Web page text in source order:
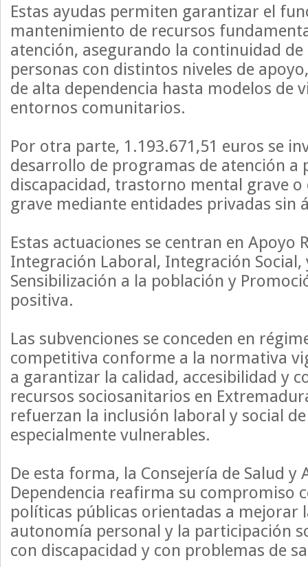
Estas ayudas permiten garantizar el
mantenimiento de recursos
atención, asegurando la continuidad de
personas con distintos niveles de
de alta dependencia hasta modelos de
entornos comunitarios.
Por otra parte, 1.193.671,51 euros se
desarrollo de programas de atención a
discapacidad, trastorno mental grave
grave mediante entidades privadas sin
Estas actuaciones se centran en Apoyo
Integración Laboral, Integración Social,
Sensibilización a la población y
positiva.
Las subvenciones se conceden en
competitiva conforme a la normativa
a garantizar la calidad, accesibilidad y
recursos sociosanitarios en
refuerzan la inclusión laboral y social
especialmente vulnerables.
De esta forma, la Consejería de Salud y
Dependencia reafirma su compromiso
políticas públicas orientadas a mejorar
autonomía personal y la participación
con discapacidad y con problemas de